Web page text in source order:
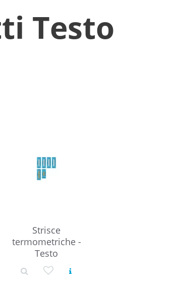
Testo
Strisce
termometriche -
Testo